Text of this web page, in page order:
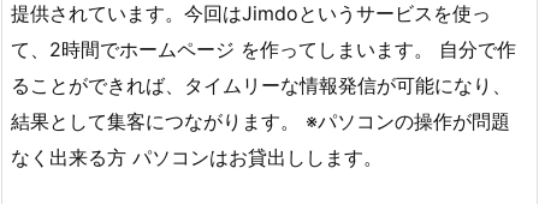
提供されています。今回はJimdoというサービスを使っ
て、2時間でホームページ を作ってしまいます。 自分で作
ることができれば、タイムリーな情報発信が可能になり、
結果として集客につながります。 ※パソコンの操作が問題
なく出来る方 パソコンはお貸出しします。